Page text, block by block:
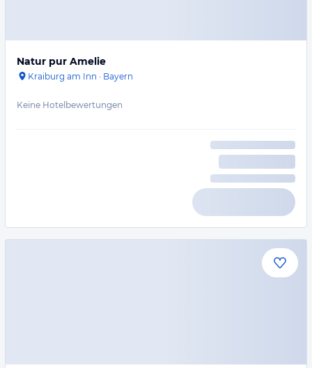
Natur pur Amelie
Kraiburg am Inn · Bayern
Keine Hotelbewertungen